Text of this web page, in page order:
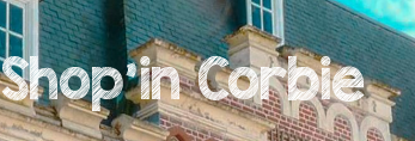
Shop'in Corbie